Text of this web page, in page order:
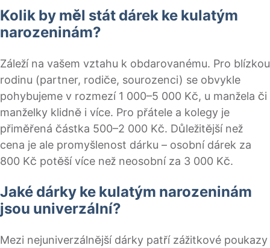
Kolik by měl stát dárek ke kulatým
narozeninám?
Záleží na vašem vztahu k obdarovanému. Pro blízkou
rodinu (partner, rodiče, sourozenci) se obvykle
pohybujeme v rozmezí 1 000–5 000 Kč, u manžela či
manželky klidně i více. Pro přátele a kolegy je
přiměřená částka 500–2 000 Kč. Důležitější než
cena je ale promyšlenost dárku – osobní dárek za
800 Kč potěší více než neosobní za 3 000 Kč.
Jaké dárky ke kulatým narozeninám
jsou univerzální?
Mezi nejuniverzálnější dárky patří zážitkové poukazy